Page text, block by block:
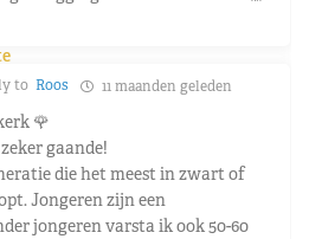
to Roos 11 maanden geleden
🌹
gaande!
die het meest in zwart of
Jongeren zijn een
jongeren varsta ik ook 50-60